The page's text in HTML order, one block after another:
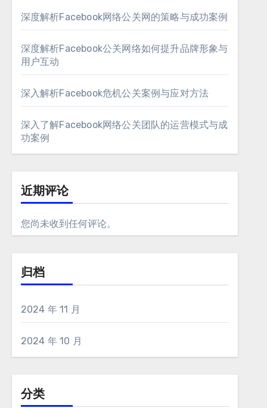
深度解析Facebook网络公关网的策略与成功案例
深度解析Facebook公关网络如何提升品牌形象与
用户互动
深入解析Facebook危机公关案例与应对方法
深入了解Facebook网络公关团队的运营模式与成
功案例
近期评论
您尚未收到任何评论。
归档
2024 年 11 月
2024 年 10 月
分类